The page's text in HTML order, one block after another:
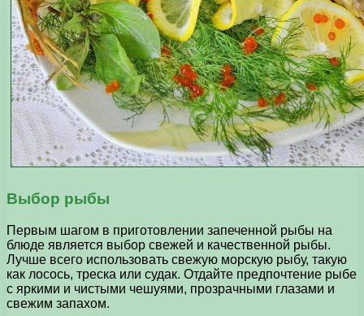
Выбор рыбы
Первым шагом в приготовлении запеченной рыбы на
блюде является выбор свежей и качественной рыбы.
Лучше всего использовать свежую морскую рыбу, такую
как лосось, треска или судак. Отдайте предпочтение рыбе
с яркими и чистыми чешуями, прозрачными глазами и
свежим запахом.